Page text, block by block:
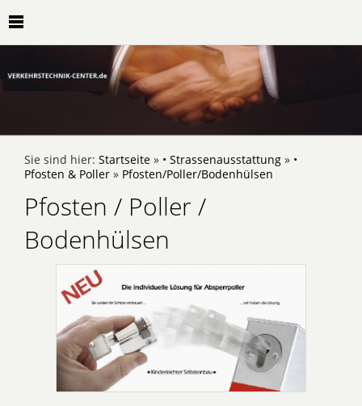
Sie sind hier: Startseite » • Strassenausstattung » •
Pfosten & Poller » Pfosten/Poller/Bodenhülsen
Pfosten / Poller /
Bodenhülsen